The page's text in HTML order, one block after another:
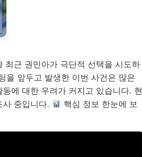
최근 권민아가 극단적 선택을 시도하
을 앞두고 발생한 이번 사건은 많은
에 대한 우려가 커지고 있습니다. 현
사 중입니다.
핵심 정보 한눈에 보